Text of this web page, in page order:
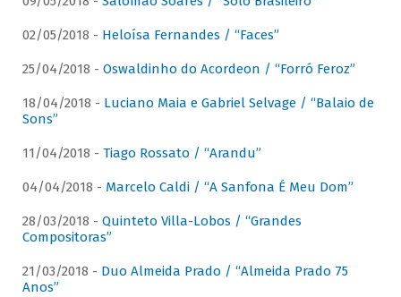
02/05/2018 - Heloísa Fernandes / “Faces”
25/04/2018 - Oswaldinho do Acordeon / “Forró Feroz”
18/04/2018 - Luciano Maia e Gabriel Selvage / “Balaio de
Sons”
11/04/2018 - Tiago Rossato / “Arandu”
04/04/2018 - Marcelo Caldi / “A Sanfona É Meu Dom”
28/03/2018 - Quinteto Villa-Lobos / “Grandes
Compositoras”
21/03/2018 - Duo Almeida Prado / “Almeida Prado 75
Anos”